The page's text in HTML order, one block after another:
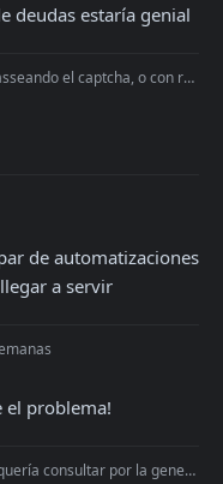
deudas estaría genial
ips? una posible automatización de deudas estaría genial
de automatizaciones
a servir
el problema!
https://app.afipsdk.com/api/v1/pdfs, desarrolle todo el proceso de generacion de fa